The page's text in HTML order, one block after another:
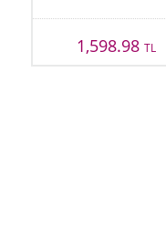
1,598.98TL